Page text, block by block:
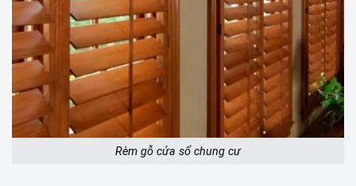
Rèm gỗ cửa sổ chung cư